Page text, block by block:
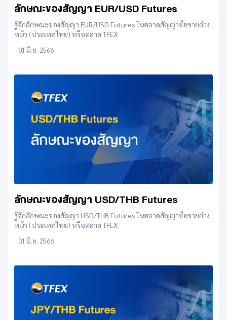
ลักษณะของสัญญา EUR/USD Futures
รู้จักลักษณะของสัญญา EUR/USD Futures ในตลาดสัญญาซื้อขายล่วง
หน้า (ประเทศไทย) หรือตลาด TFEX
01 มิ.ย. 2566
ลักษณะของสัญญา USD/THB Futures
รู้จักลักษณะของสัญญา USD/THB Futures ในตลาดสัญญาซื้อขายล่วง
หน้า (ประเทศไทย) หรือตลาด TFEX
01 มิ.ย. 2566